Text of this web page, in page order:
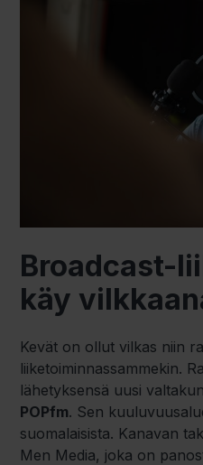
Broadcast-
käy
Kevät on ollut vilkas niin
liiketoiminnassammekin.
lähetyksensä uusi
POPfm. Sen
suomalaisista. Kanavan
Men Media, joka on